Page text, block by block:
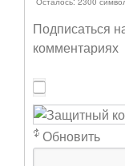
Подписаться
комментариях
Обновить